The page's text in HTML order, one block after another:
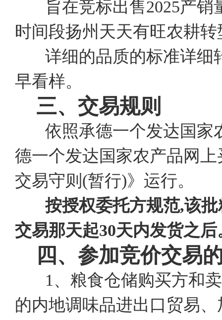
旨在竞标出售2025产销
时间段扬州天天有旺农耕
详细的品质的标准详细
早看样。
三、交易规则
依照承德一个发达国家
德一个发达国家农产品网
交易守则(暂行)》运行。
按授权委托方规范,该
交易那天起30天内发货之后
四、参加竞价交易
1、粮食仓储购买方和
的内地调味品进出口贸易